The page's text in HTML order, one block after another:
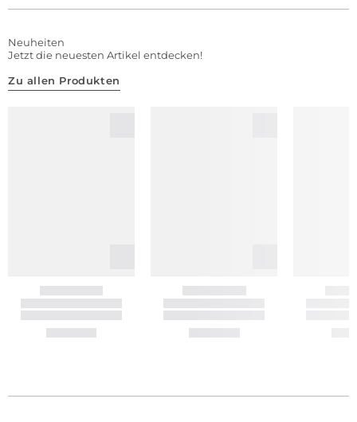
Neuheiten
Jetzt die neuesten Artikel entdecken!
Zu allen Produkten